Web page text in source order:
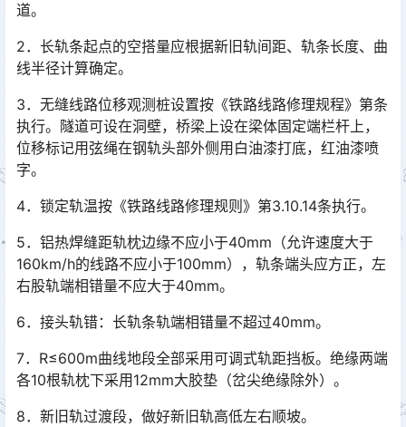
道。
2．长轨条起点的空搭量应根据新旧轨间距、轨条长度、曲
线半径计算确定。
3．无缝线路位移观测桩设置按《铁路线路修理规程》第条
执行。隧道可设在洞壁，桥梁上设在梁体固定端栏杆上，
位移标记用弦绳在钢轨头部外侧用白油漆打底，红油漆喷
字。
4．锁定轨温按《铁路线路修理规则》第3.10.14条执行。
5．铝热焊缝距轨枕边缘不应小于40mm（允许速度大于
160km/h的线路不应小于100mm），轨条端头应方正，左
右股轨端相错量不应大于40mm。
6．接头轨错：长轨条轨端相错量不超过40mm。
7．R≤600m曲线地段全部采用可调式轨距挡板。绝缘两端
各10根轨枕下采用12mm大胶垫（岔尖绝缘除外）。
8．新旧轨过渡段，做好新旧轨高低左右顺坡。